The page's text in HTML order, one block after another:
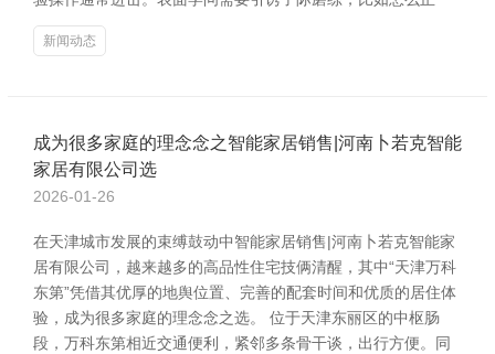
新闻动态
成为很多家庭的理念念之智能家居销售|河南卜若克智能
家居有限公司选
2026-01-26
在天津城市发展的束缚鼓动中智能家居销售|河南卜若克智能家
居有限公司，越来越多的高品性住宅技俩清醒，其中“天津万科
东第”凭借其优厚的地舆位置、完善的配套时间和优质的居住体
验，成为很多家庭的理念念之选。 位于天津东丽区的中枢肠
段，万科东第相近交通便利，紧邻多条骨干谈，出行方便。同